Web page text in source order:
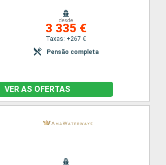
desde
3 335 €
Taxas: +267 €
Pensão completa
VER AS OFERTAS